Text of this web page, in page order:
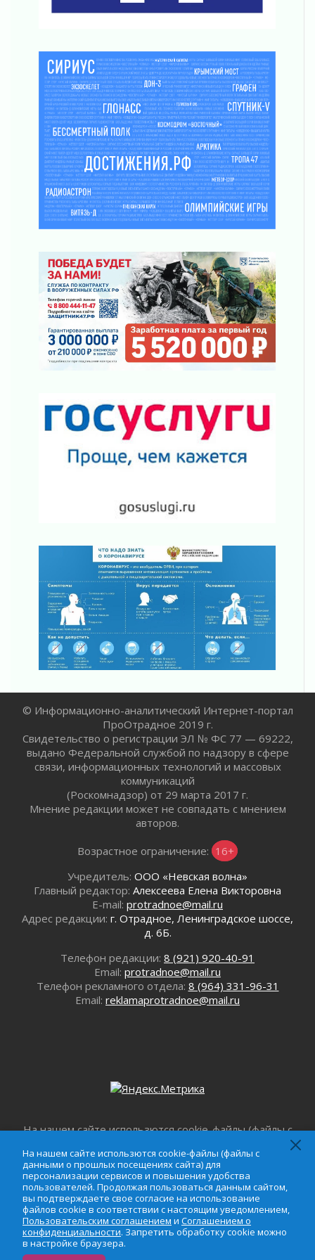
03 августа 2026
03 августа 2026
Часть медиков в Ленобласти сможет
рассчитывать на доплату от региона
03 августа 2026
За сутки в Ленинградской области
ликвидировали 10 пожаров
03 августа 2026
Клюква наливается, но в корзинку пока не
просится
03 августа 2026
Строительные компании Ленобласти
подняли зарплаты почти на 40% за год
Шесть новых жизней в честь дня рождения
Ленинградской области
03 августа 2026
Уроки безопасности для детей и взрослых
03 августа 2026
Ленобласть отмечает День Воздушно-
десантных войск
02 августа 2026
Ленобласть отметила заслуги жителей перед
регионом и страной
02 августа 2026
Ладога — не пруд
ПСК через Гослуслуги напомнит жителям
Ленинградской области о неоплаченных
02 августа 2026
Пропавшего подростка нашли в Кировском
районе Ленобласти
02 августа 2026
Жителям Ленобласти напомнили, как
действовать при укусе клеща
02 августа 2026
В Ивангороде назвали новых почетных
02 августа 2026
Готовность №1
Километровые столбы «Дороги жизни»
отправили на реставрацию
02 августа 2026
Ленобласть внедрила передовую подготовку
операторов БПЛА
В Ивангороде появилась «Избушка-
воробушка»
Юхла, мука, кантеле и Водяной
Лето катится с горки
В Ленобласти открылась экспозиция к 150-
летию Билибина
01 августа 2026
Лето без гаджетов
01 августа 2026
Не женское это дело...уверены?
01 августа 2026
Все силы в кулак
01 августа 2026
Айда на пляж!
01 августа 2026
© Информационно-аналитический Интернет-портал
ПроОтрадное 2019 г.
Свидетельство о регистрации ЭЛ № ФС 77 — 69222,
выдано Федеральной службой по надзору в сфере
связи, информационных технологий и массовых
коммуникаций
(Роскомнадзор) от 29 марта 2017 г.
Мнение редакции может не совпадать с мнением
авторов.
Возрастное ограничение: 16+
Учредитель: ООО «Невская волна»
Главный редактор: Алексеева Елена Викторовна
E-mail: protradnoe@mail.ru
Адрес редакции: г. Отрадное, Ленинградское шоссе,
д. 6Б.
Телефон редакции: 8 (921) 920-40-91
Email: protradnoe@mail.ru
Телефон рекламного отдела: 8 (964) 331-96-31
Email: reklamaprotradnoe@mail.ru
На нашем сайте использются cookie-файлы (файлы с
персонализации сервисов и повышения удобства
пользователей. Продолжая пользоваться данным
сайтом, вы подтверждаете свое согласие на
использование файлов cookie в соответствии с
настоящим уведомлением,Пользовательским
соглашениемиСоглашением о
конфиденциальности
. Запретить обработку cookie
можно в настройке браузера.
На нашем сайте использются cookie-файлы (файлы с
данными о прошлых посещениях сайта) для
персонализации сервисов и повышения удобства
пользователей. Продолжая пользоваться данным сайтом,
вы подтверждаете свое согласие на использование
файлов cookie в соответствии с настоящим уведомлением,
Пользовательским соглашением и Соглашением о
конфиденциальности. Запретить обработку cookie можно
в настройке браузера.